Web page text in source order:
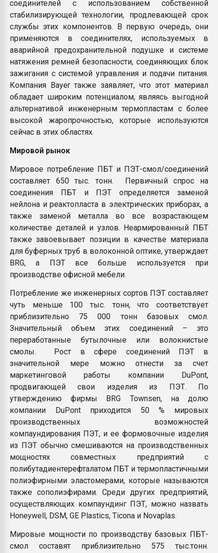
соединителей с использованием собственной
стабилизирующей технологии, продлевающей срок
службы этих компонентов. В первую очередь, они
применяются в соединителях, используемых в
аварийной предохранительной подушке и системе
натяжения ремней безопасности, соединяющих блок
зажигания с системой управления и подачи питания.
Компания Bayer также заявляет, что этот материал
обладает широким потенциалом, являясь выгодной
альтернативой инженерным термопластам с более
высокой жаропрочностью, которые используются
сейчас в этих областях.
Мировой рынок
Мировое потребление ПБТ и ПЭТ-смол/соединений
составляет 650 тыс. тонн. Первичный спрос на
соединения ПБТ и ПЭТ определяется заменой
нейлона и реактопласта в электрических приборах, а
также заменой металла во все возрастающем
количестве деталей и узлов. Неармированный ПБТ
также завоевывает позиции в качестве материала
для буферных труб в волоконной оптике, утверждает
BRG, а ПЭТ все больше используется при
производстве офисной мебели.
Потребление же инженерных сортов ПЭТ составляет
чуть меньше 100 тыс. тонн, что соответствует
приблизительно 75 000 тонн базовых смол.
Значительный объем этих соединений – это
переработанные бутылочные или волокнистые
смолы. Рост в сфере соединений ПЭТ в
значительной мере можно отнести за счет
маркетинговой работы компании DuPont,
продвигающей свои изделия из ПЭТ. По
утверждению фирмы BRG Townsen, на долю
компании DuPont приходится 50 % мировых
производственных возможностей
компаундирования ПЭТ, и ее формовочные изделия
из ПЭТ обычно смешиваются на производственных
мощностях совместных предприятий с
полибутадиентерефталатом ПБТ и термопластичными
полиэфирными эластомерами, которые называются
также сополиэфирами. Среди других предприятий,
осуществляющих компаундинг ПЭТ, можно назвать
Honeywell, DSM, GE Plastics, Ticona и Novaplas.
Мировые мощности по производству базовых ПБТ-
смол составят приблизительно 575 тыс.тонн.